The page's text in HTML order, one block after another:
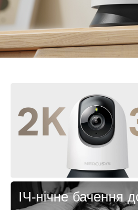
зону конфіденційності, щоб
небажані перегляди.
Голосове керування-Сумісний
та Amazon Alexa, що забезпечує
використання рук.
ІЧ-нічне бачення